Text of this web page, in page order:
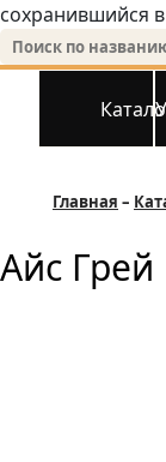
сохранившийся
Главная
Айс Грей